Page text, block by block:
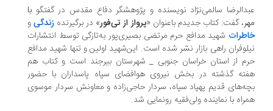
عبدالرضا سالمی‌نژاد نویسنده و پژوهشگر دفاع مقدس در گفتگو با
مهر، گفت: کتاب جدیدم باعنوان «پرواز از تی‌فور» در برگیرنده زندگیو
خاطرات شهید مدافع حرم مرتضی بصیری‌پور به‌تازگی توسط انتشارات
نیلوفران راهی بازار نشر شده است. این‌شهید اولین و تنها شهید مدافع
حرم از استان خراسان جنوبی _ شهرستان بیرجند است و کتاب هم
هفته گذشته در بخش نیروی هوافضای سپاه پاسداران با حضور
بچه‌های قدیم پهپاد سپاه، سردار حاجی‌زاده و معاونش سردار موسوی
همراه با نماینده ولی‌فقیه رونمایی شد.